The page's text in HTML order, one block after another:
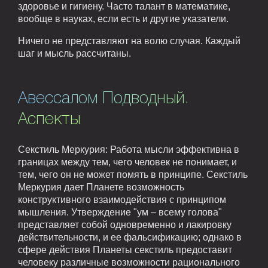
здоровье и гигиену. Часто талант в математике,
вообще в науках, если есть и другие указатели.
Ничего не представляют на волю случая. Каждый
шаг и мысль рассчитаны.
Авессалом Подводный.
Аспекты
Секстиль Меркурия: Работа мысли эффективна в
границах между тем, чего человек не понимает, и
тем, чего он не может помять в принципе. Секстиль
Меркурия дает Планете возможность
конструктивного взаимодействия с принципом
мышления. Утверждение "ум – всему голова"
представляет собой одновременно и лакировку
действительности, и ее фальсификацию; однако в
сфере действия Планеты секстиль предоставит
человеку различные возможности рационального